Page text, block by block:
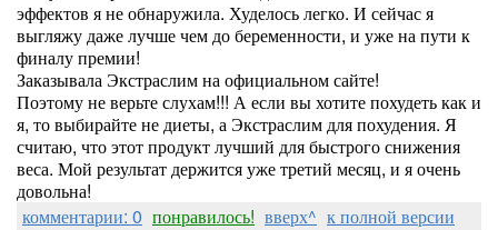
эффектов я не обнаружила. Худелось легко. И сейчас я
выгляжу даже лучше чем до беременности, и уже на пути к
финалу премии!
Заказывала Экстраслим на официальном сайте!
Поэтому не верьте слухам!!! А если вы хотите похудеть как и
я, то выбирайте не диеты, а Экстраслим для похудения. Я
считаю, что этот продукт лучший для быстрого снижения
веса. Мой результат держится уже третий месяц, и я очень
довольна!
комментарии: 0 понравилось! вверх^ к полной версии